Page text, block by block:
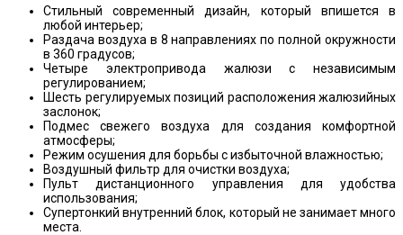
Стильный современный дизайн, который впишется в
любой интерьер;
Раздача воздуха в 8 направлениях по полной окружности
в 360 градусов;
Четыре электропривода жалюзи с независимым
регулированием;
Шесть регулируемых позиций расположения жалюзийных
заслонок;
Подмес свежего воздуха для создания комфортной
атмосферы;
Режим осушения для борьбы с избыточной влажностью;
Воздушный фильтр для очистки воздуха;
Пульт дистанционного управления для удобства
использования;
Супертонкий внутренний блок, который не занимает много
места.